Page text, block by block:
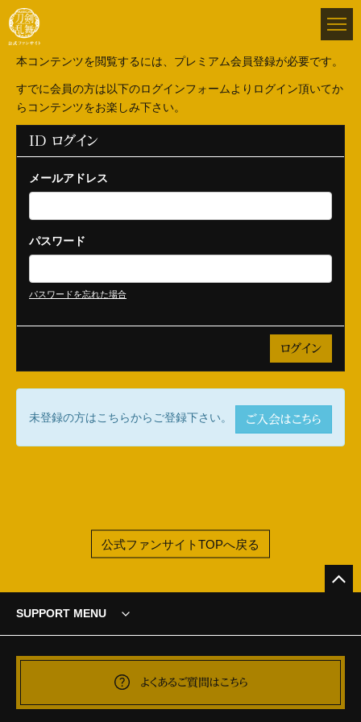
本コンテンツを閲覧するには、プレミアム会員登録が必要です。
すでに会員の方は以下のログインフォームよりログイン頂いてか
らコンテンツをお楽しみ下さい。
ID ログイン
メールアドレス
パスワード
パスワードを忘れた場合
未登録の方はこちらからご登録下さい。 ご入会はこちら
公式ファンサイトTOPへ戻る
SUPPORT MENU
よくあるご質問はこちら